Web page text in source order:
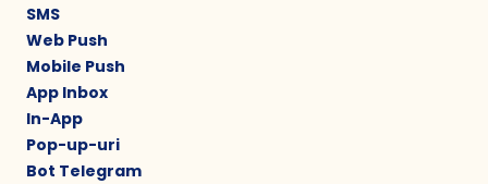
SMS
Web Push
Mobile Push
App Inbox
In-App
Pop-up-uri
Bot Telegram